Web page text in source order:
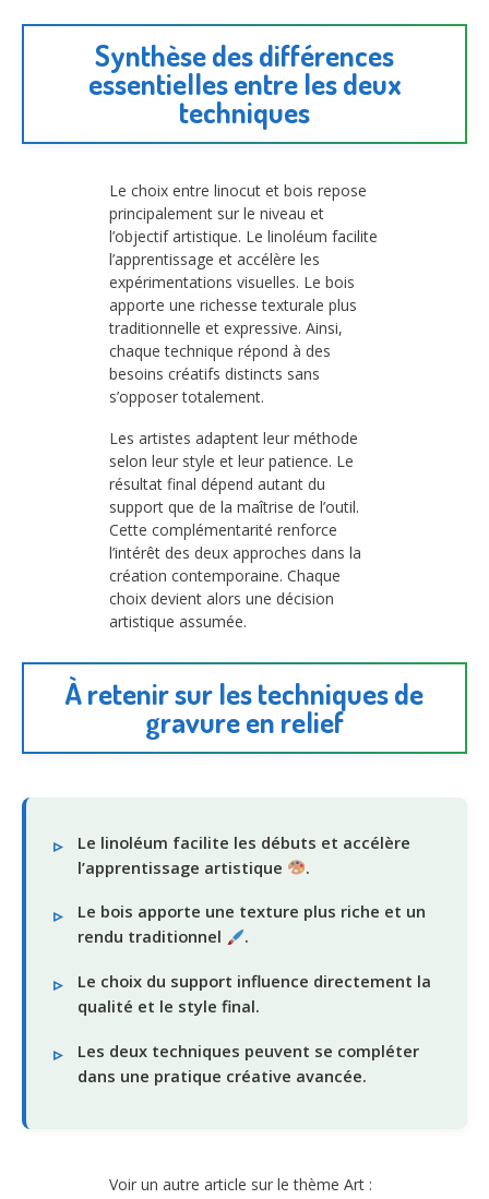
Synthèse des différences
essentielles entre les deux
techniques
Le choix entre linocut et bois repose
principalement sur le niveau et
l’objectif artistique. Le linoléum facilite
l’apprentissage et accélère les
expérimentations visuelles. Le bois
apporte une richesse texturale plus
traditionnelle et expressive. Ainsi,
chaque technique répond à des
besoins créatifs distincts sans
s’opposer totalement.
Les artistes adaptent leur méthode
selon leur style et leur patience. Le
résultat final dépend autant du
support que de la maîtrise de l’outil.
Cette complémentarité renforce
l’intérêt des deux approches dans la
création contemporaine. Chaque
choix devient alors une décision
artistique assumée.
À retenir sur les techniques de
gravure en relief
Le linoléum facilite les débuts et accélère
l’apprentissage artistique
.
Le bois apporte une texture plus riche et un
rendu traditionnel
.
Le choix du support influence directement la
qualité et le style final.
Les deux techniques peuvent se compléter
dans une pratique créative avancée.
Voir un autre article sur le thème Art :